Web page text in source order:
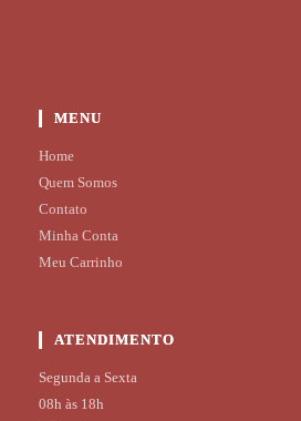
MENU
Home
Quem Somos
Contato
Minha Conta
Meu Carrinho
ATENDIMENTO
Segunda a Sexta
08h às 18h